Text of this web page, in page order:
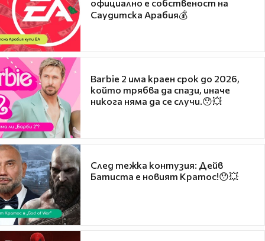
официално е собственост на
Саудитска Арабия💰
Barbie 2 има краен срок до 2026,
който трябва да спази, иначе
никога няма да се случи.😯💥
След тежка контузия: Дейв
Батиста е новият Кратос!😯💥